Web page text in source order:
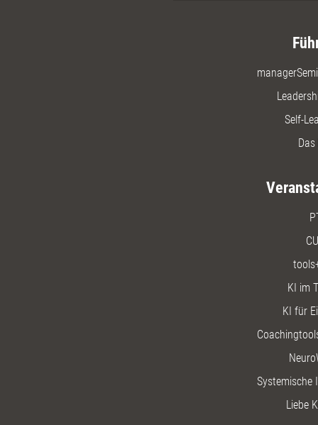
Self-
KI im
KI für
Systemische
Liebe